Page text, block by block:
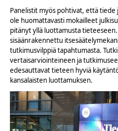
Panelistit myös pohtivat, että
ole huomattavasti mokailleet
pitänyt yllä luottamusta
sisäänrakennettu
tutkimusvilppiä tapahtumasta.
vertaisarviointeineen ja
edesauttavat tieteen hyviä
kansalaisten luottamuksen.